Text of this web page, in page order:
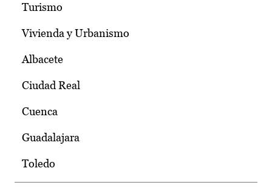
Turismo
Vivienda y Urbanismo
Albacete
Ciudad Real
Cuenca
Guadalajara
Toledo